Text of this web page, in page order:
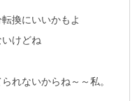
換にいいかもよ
けどね
れないからね～～私。